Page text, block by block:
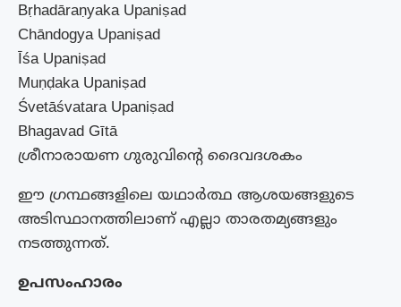
Bṛhadāraṇyaka Upaniṣad
Chāndogya Upaniṣad
Īśa Upaniṣad
Muṇḍaka Upaniṣad
Śvetāśvatara Upaniṣad
Bhagavad Gītā
ശ്രീനാരായണ ഗുരുവിന്റെ ദൈവദശകം
ഈ ഗ്രന്ഥങ്ങളിലെ യഥാർത്ഥ ആശയങ്ങളുടെ
അടിസ്ഥാനത്തിലാണ് എല്ലാ താരതമ്യങ്ങളും
നടത്തുന്നത്.
ഉപസംഹാരം